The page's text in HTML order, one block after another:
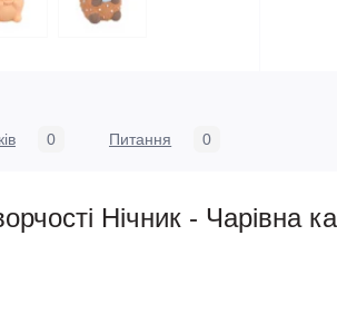
0 Питання 0
Нічник - Чарівна